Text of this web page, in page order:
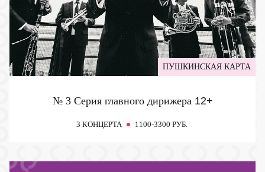
ПУШКИНСКАЯ КАРТА
№ 3 Серия главного дирижера 12+
3 КОНЦЕРТА 1100-3300 РУБ.